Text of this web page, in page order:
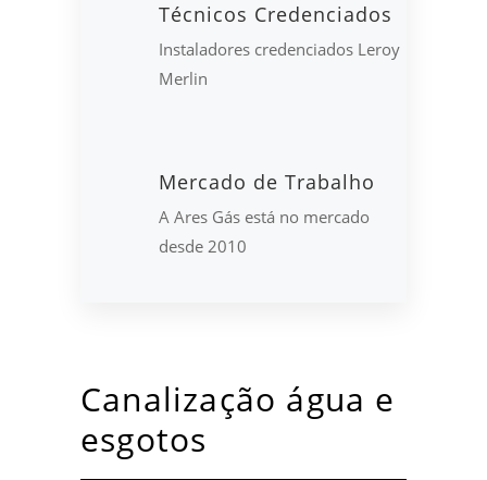
Técnicos Credenciados
Instaladores credenciados Leroy
Merlin
Mercado de Trabalho
A Ares Gás está no mercado
desde 2010
Canalização água e
esgotos